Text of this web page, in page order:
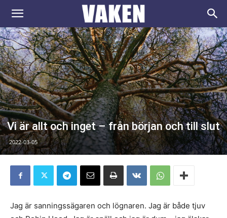
VAKEN.se
Vi är allt och inget – från början och till slut
2022-03-05
Jag är sanningssägaren och lögnaren. Jag är både tjuv